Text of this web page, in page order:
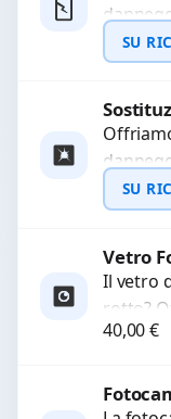
SU
SU
Vetro
Il vetro
rotto?
ricambi
40,00€